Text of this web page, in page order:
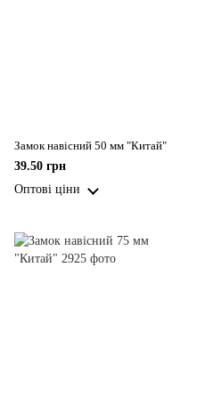
Замок навісний 50 мм "Китай"
39.50 грн
Оптові ціни